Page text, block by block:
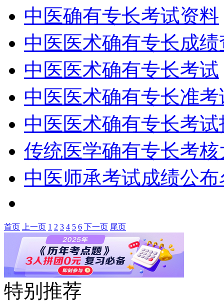
中医确有专长考试资料
中医医术确有专长成绩
中医医术确有专长考试
中医医术确有专长准考
中医医术确有专长考试
传统医学确有专长考核
中医师承考试成绩公布
首页 上一页 1 2 3 4 5 6 下一页 尾页
特别推荐